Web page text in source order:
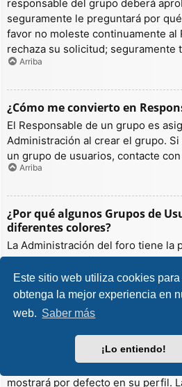
Este sitio web utiliza cookies
obtenga la mejor experiencia en
web. Saber más
¡Lo entiendo!
responsable del grupo deberá
seguramente le preguntará por
favor no moleste continuamente al
rechaza su solicitud; seguramente
Arriba
¿Cómo me convierto en
El Responsable de un grupo es
Administración al crear el grupo.
un grupo de usuarios, contacte
Arriba
¿Por qué algunos Grupos de
diferentes colores?
La Administración del foro tiene la
color a los usuarios de un grupo
identificación.
Arriba
¿Qué es un “Grupo de
Si es miembro de más de un
“predeterminado” para
mostrará por defecto en su perfil.